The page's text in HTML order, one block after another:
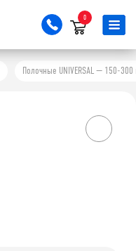
0
Полочные UNIVERSAL — 150-300